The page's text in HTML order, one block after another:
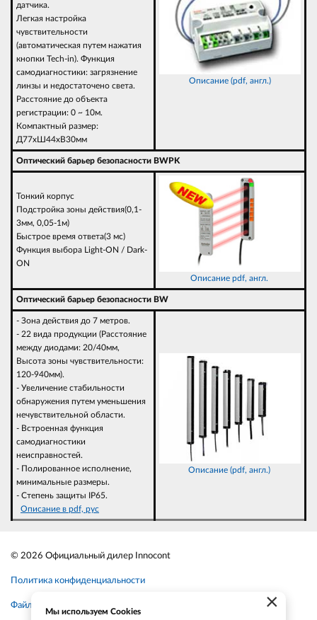
датчика.
Легкая настройка
чувствительности
(автоматическая путем нажатия
кнопки Tech-in). Функция
самодиагностики: загрязнение
линзы и недостаточено света.
Расстояние до объекта
регистрации: 0 ~ 10м.
Компактный размер:
Д77хШ44хВ30мм
Описание (pdf, англ.)
Оптический барьер безопасности BWPK
Тонкий корпус
Подстройка зоны действия(0,1-
3мм, 0,05-1м)
Быстрое время ответа(3 мс)
Функция выбора Light-ON / Dark-
ON
Описание pdf, англ.
Оптический барьер безопасности BW
- Зона действия до 7 метров.
- 22 вида продукции (Расстояние
между диодами: 20/40мм,
Высота зоны чувствительности:
120-940мм).
- Увеличение стабильности
обнаружения путем уменьшения
нечувствительной области.
- Встроенная функция
самодиагностики
неисправностей.
- Полированное исполнение,
минимальные размеры.
- Степень защиты IP65.
Описание в pdf, рус
Описание (pdf, англ.)
© 2026 Официальный дилер Innocont
Политика конфиденциальности
Файлы cookie ×
Мы используем Cookies